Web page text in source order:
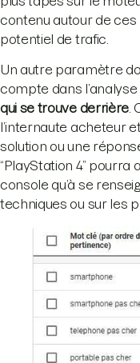
contenu autour de
potentiel de trafic.
Un autre paramètre
compte dans
qui se trouve derrière.
l’internaute acheteur
solution ou une
“PlayStation 4”
console qu’à se
techniques ou sur les